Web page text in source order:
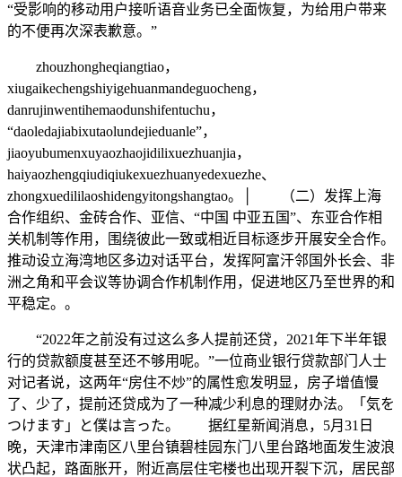
“受影响的移动用户接听语音业务已全面恢复，为给用户带来
的不便再次深表歉意。”
zhouzhongheqiangtiao，
xiugaikechengshiyigehuanmandeguocheng，
danrujinwentihemaodunshifentuchu，
“daoledajiabixutaolundejieduanle”，
jiaoyubumenxuyaozhaojidilixuezhuanjia，
haiyaozhengqiudiqiukexuezhuanyedexuezhe、
zhongxuedililaoshidengyitongshangtao。│ （二）发挥上海
合作组织、金砖合作、亚信、“中国 中亚五国”、东亚合作相
关机制等作用，围绕彼此一致或相近目标逐步开展安全合作。
推动设立海湾地区多边对话平台，发挥阿富汗邻国外长会、非
洲之角和平会议等协调合作机制作用，促进地区乃至世界的和
平稳定。。
“2022年之前没有过这么多人提前还贷，2021年下半年银
行的贷款额度甚至还不够用呢。”一位商业银行贷款部门人士
对记者说，这两年“房住不炒”的属性愈发明显，房子增值慢
了、少了，提前还贷成为了一种减少利息的理财办法。「気を
つけます」と僕は言った。 据红星新闻消息，5月31日
晚，天津市津南区八里台镇碧桂园东门八里台路地面发生波浪
状凸起，路面胀开，附近高层住宅楼也出现开裂下沉，居民部